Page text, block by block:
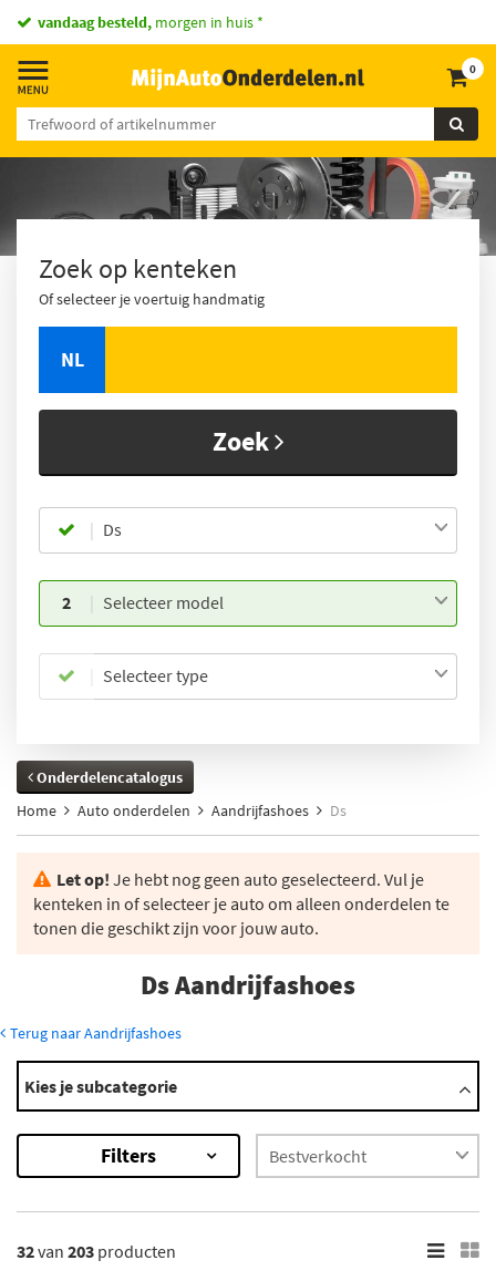
vandaag besteld, morgen in huis *
0
Zoek op kenteken
Of selecteer je voertuig handmatig
NL
Zoek
Ds
2 Selecteer model
Selecteer type
Onderdelencatalogus
Home
Auto onderdelen Aandrijfashoes Ds
Let op! Je hebt nog geen auto geselecteerd. Vul je
kenteken in of selecteer je auto om alleen onderdelen te
tonen die geschikt zijn voor jouw auto.
Ds Aandrijfashoes
Terug naar Aandrijfashoes
Modellen
DS3
DS4
Ds 3 Crossback
Ds 4
×
Kies je subcategorie
Filters
32van 203 producten